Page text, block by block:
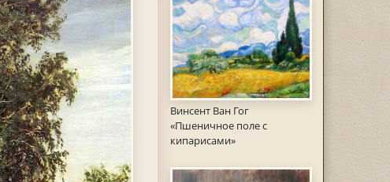
Винсент Ван Гог
«Пшеничное поле с
кипарисами»